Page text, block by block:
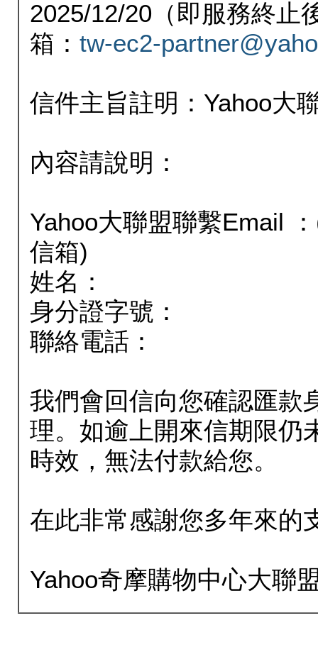
2025/12/20（即服務終止
箱： tw-ec2-
信件主旨註明：Yahoo大
內容請說明：
Yahoo大聯盟聯繫Email
信箱)
姓名：
身分證字號：
聯絡電話：
我們會回信向您確認匯款
理。如逾上開來信期限仍
時效，無法付款給您。
在此非常感謝您多年來的
Yahoo奇摩購物中心大